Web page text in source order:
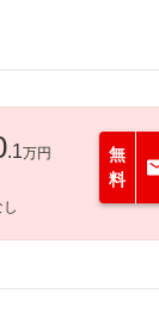
.1万円
無
料